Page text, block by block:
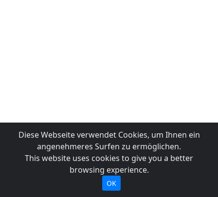
Diese Webseite verwendet Cookies, um Ihnen ein
angenehmeres Surfen zu ermöglichen.
This website uses cookies to give you a better
browsing experience.
OK